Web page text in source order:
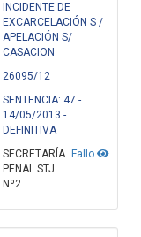
INCIDENTE DE
EXCARCELACIÓN S /
APELACIÓN S/
CASACION
26095/12
SENTENCIA: 47 -
14/05/2013 -
DEFINITIVA
Fallo
SECRETARÍA
PENAL STJ
Nº2